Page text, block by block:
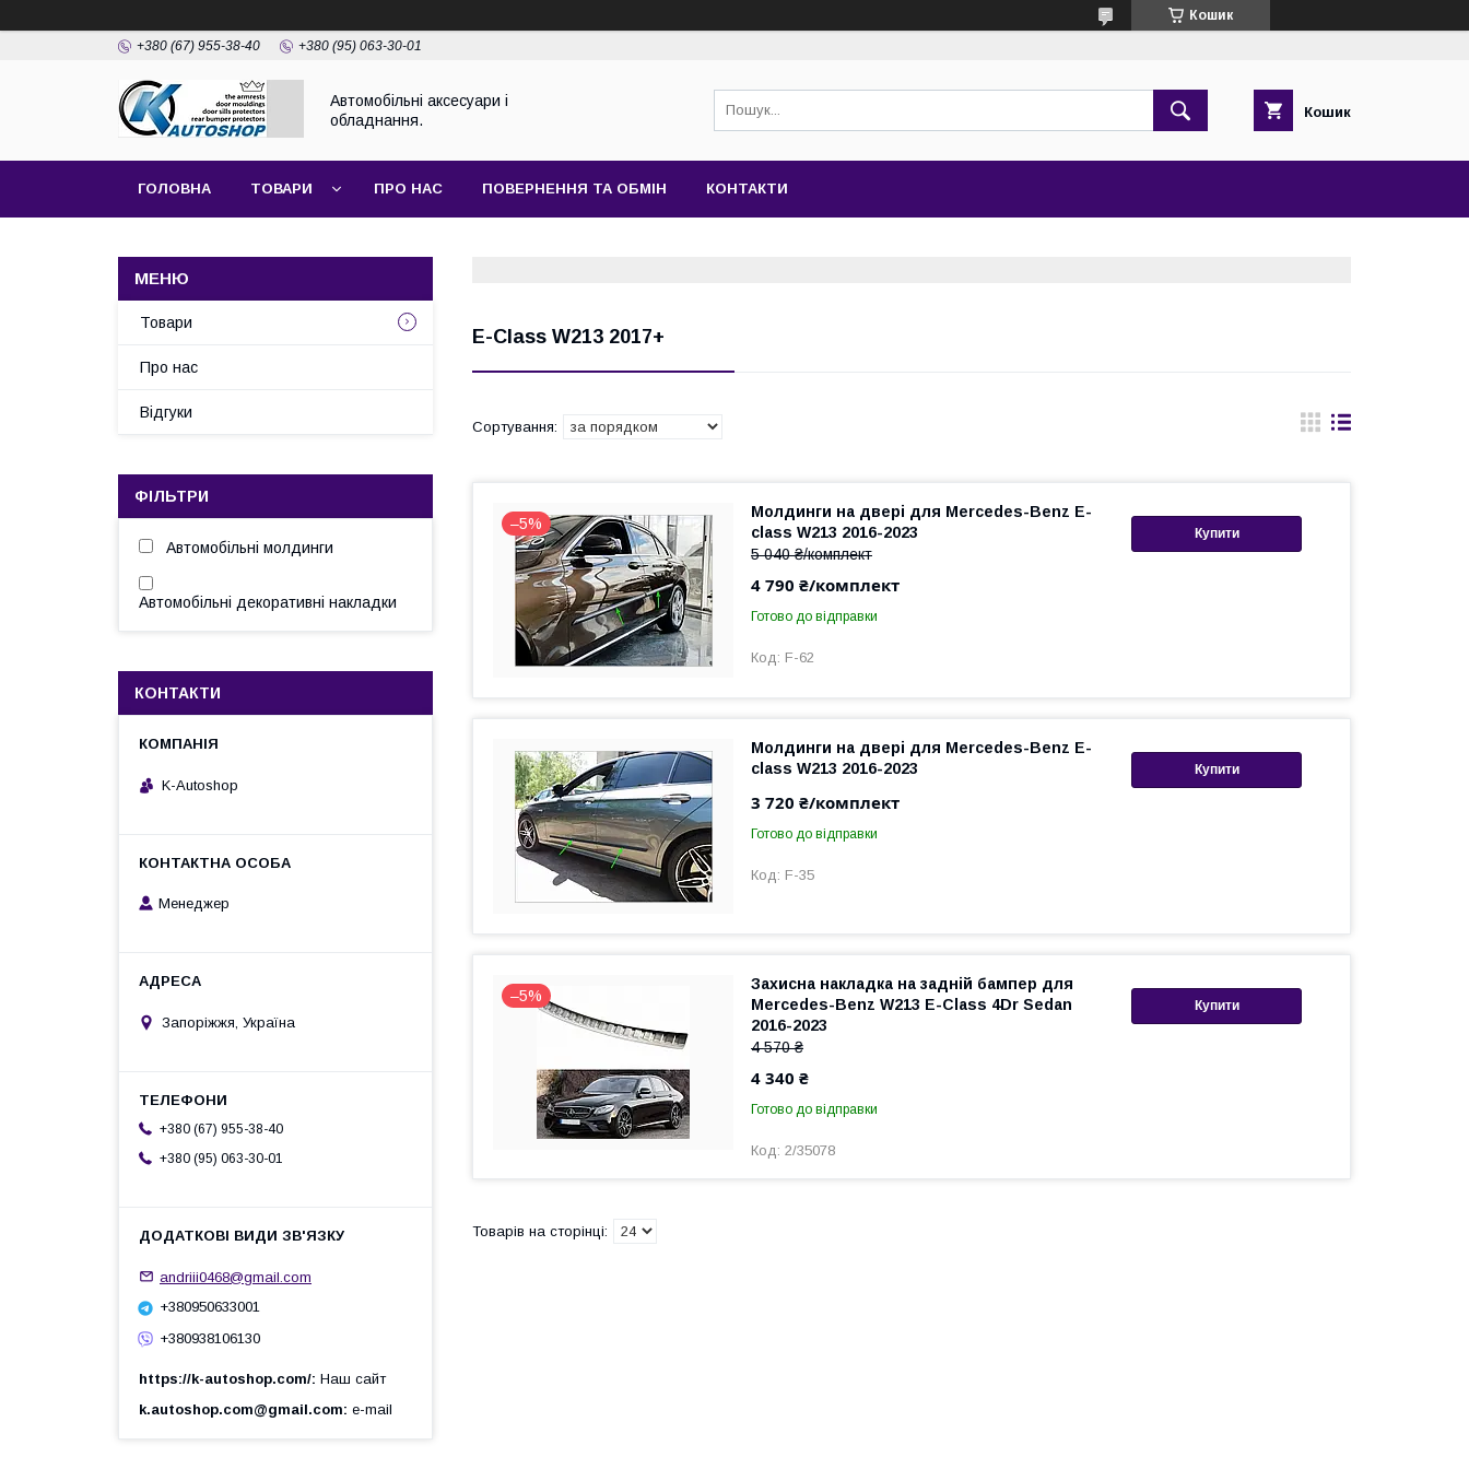
Кошик
+380 (67) 955-38-40 +380 (95) 063-30-01
Автомобільні аксесуари і
обладнання.
Кошик
ГОЛОВНА ТОВАРИ ПРО НАС ПОВЕРНЕННЯ ТА ОБМІН КОНТАКТИ
E-Class W213 2017+
–5%
Купити
Молдинги на двері для Mercedes-Benz E-
class W213 2016-2023
5 040 ₴/комплект
4 790 ₴/комплект
Готово до відправки
F-62
Купити
Молдинги на двері для Mercedes-Benz E-
class W213 2016-2023
3 720 ₴/комплект
Готово до відправки
F-35
–5%
Купити
Захисна накладка на задній бампер для
Mercedes-Benz W213 E-Class 4Dr Sedan
2016-2023
4 570 ₴
4 340 ₴
Готово до відправки
2/35078
Товари
Про нас
Відгуки
ФІЛЬТРИ
Автомобільні молдинги
Автомобільні декоративні накладки
КОНТАКТИ
K-Autoshop
Менеджер
Запоріжжя, Україна
+380 (67) 955-38-40
+380 (95) 063-30-01
andriii0468@gmail.com
+380950633001
+380938106130
https://k-autoshop.com/ Наш сайт
k.autoshop.com@gmail.com e-mail